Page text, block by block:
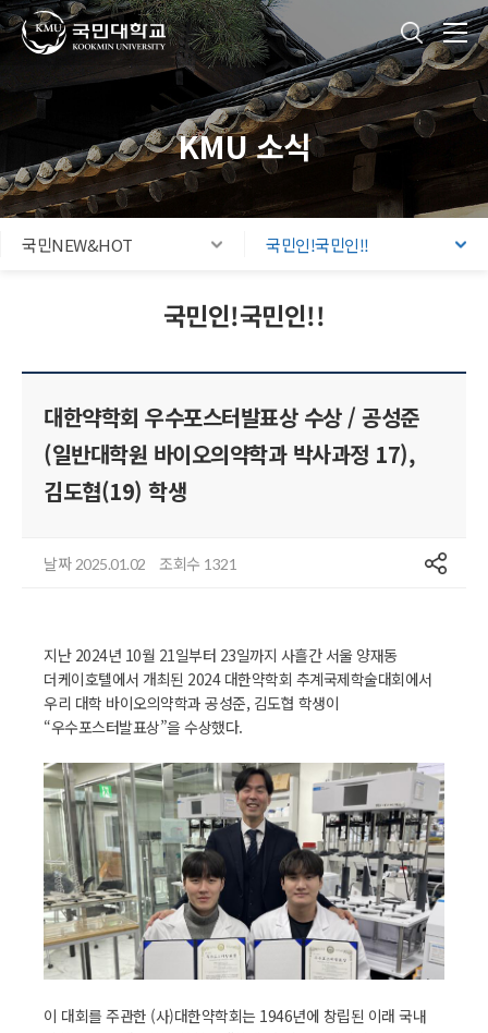
주메뉴 바로가기
본문내용 바로가기
푸터 바로가기
국민대학교
KMU 소식
국민NEW&HOT 국민인!국민인!!
국민인!국민인!!
대한약학회 우수포스터발표상 수상 / 공성준
(일반대학원 바이오의약학과 박사과정 17),
김도협(19) 학생
날짜 2025.01.02 조회수 1321 공유
지난 2024년 10월 21일부터 23일까지 사흘간 서울 양재동
더케이호텔에서 개최된 2024 대한약학회 추계국제학술대회에서
우리 대학 바이오의약학과 공성준, 김도협 학생이
“우수포스터발표상”을 수상했다.
이 대회를 주관한 (사)대한약학회는 1946년에 창립된 이래 국내